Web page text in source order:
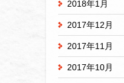
2018年1月
2017年12月
2017年11月
2017年10月